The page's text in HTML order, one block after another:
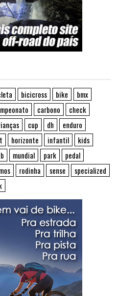
bicicross bike
bmx
carbono
check
cup dh
enduro
horizonte infantil
kids
mundial park
pedal
rodinha sense
specialized